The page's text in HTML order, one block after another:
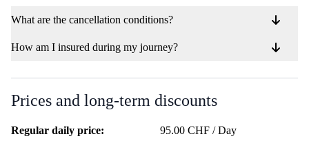
What are the cancellation conditions?
How am I insured during my journey?
Prices and long-term discounts
Regular daily price:
95.00 CHF / Day